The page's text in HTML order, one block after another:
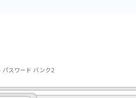
パスワード バンク2